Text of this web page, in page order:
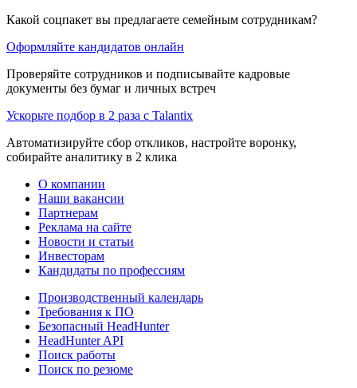
Какой соцпакет вы предлагаете семейным сотрудникам?
Оформляйте кандидатов онлайн
Проверяйте сотрудников и подписывайте кадровые
документы без бумаг и личных встреч
Ускорьте подбор в 2 раза с Talantix
Автоматизируйте сбор откликов, настройте воронку,
собирайте аналитику в 2 клика
О компании
Наши вакансии
Партнерам
Реклама на сайте
Новости и статьи
Инвесторам
Кандидаты по профессиям
Производственный календарь
Требования к ПО
Безопасный HeadHunter
HeadHunter API
Поиск работы
Поиск по резюме